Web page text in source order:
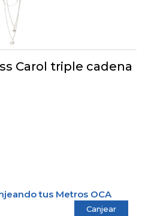
Carol triple cadena
tus Metros OCA
Canjear